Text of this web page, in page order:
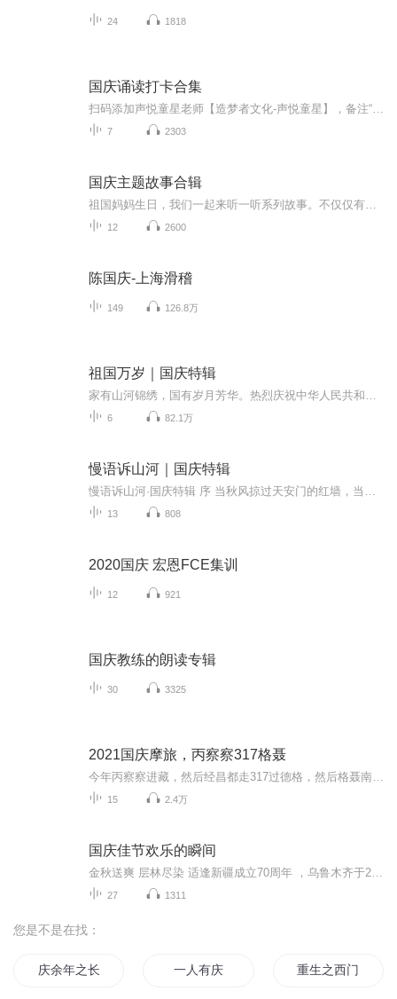
24 1818
国庆诵读打卡合集
7 2303
国庆主题故事合辑
12 2600
陈国庆-上海滑稽
149 126.8万
祖国万岁｜国庆特辑
6 82.1万
慢语诉山河｜国庆特辑
13 808
2020国庆 宏恩FCE集训
12 921
国庆教练的朗读专辑
30 3325
2021国庆摩旅，丙察察317格聂
15 2.4万
国庆佳节欢乐的瞬间
27 1311
您是不是在找：
庆余年之长歌行 一人有庆 重生之西门庆